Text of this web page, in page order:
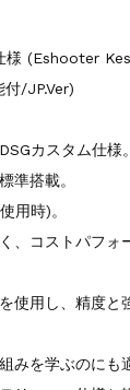
様 (Eshooter
/JP.Ver)
カスタム仕様。
準搭載。
用時)。
、コストパフォ
使用し、精度と
みを学ぶのにも